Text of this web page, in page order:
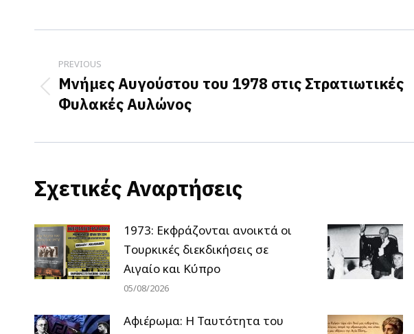
navigation
PREVIOUS
Previous
post:
Μνήμες Αυγούστου του 1978 στις Στρατιωτικές
Φυλακές Αυλώνος
Σχετικές Αναρτήσεις
1973: Εκφράζονται ανοικτά οι
Tουρκικές διεκδικήσεις σε
Αιγαίο και Κύπρο
05/08/2026
Αφιέρωμα: Η Ταυτότητα του